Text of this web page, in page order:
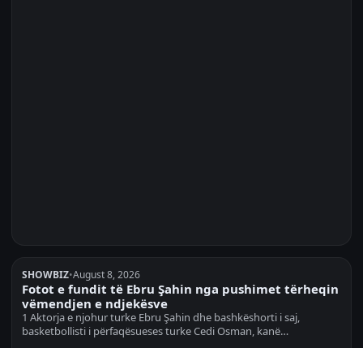
SHOWBIZ•August 8, 2026
Fotot e fundit të Ebru Şahin nga pushimet tërheqin
vëmendjen e ndjekësve
1 Aktorja e njohur turke Ebru Şahin dhe bashkëshorti i saj,
basketbollisti i përfaqësueses turke Cedi Osman, kanë…